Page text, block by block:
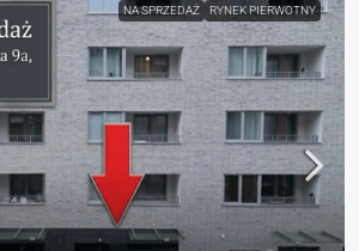
NA SPRZEDAŻ RYNEK PIERWOTNY